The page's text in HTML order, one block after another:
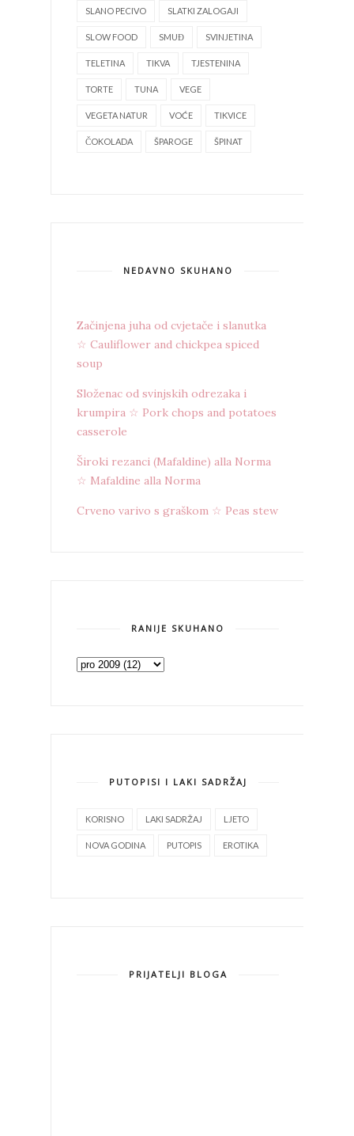
SLANO PECIVO SLATKI ZALOGAJI
SLOW FOOD SMUĐ SVINJETINA
TELETINA TIKVA TJESTENINA
TORTE TUNA VEGE
VEGETA NATUR VOĆE TIKVICE
ČOKOLADA ŠPAROGE ŠPINAT
NEDAVNO SKUHANO
Začinjena juha od cvjetače i slanutka
☆ Cauliflower and chickpea spiced
soup
Složenac od svinjskih odrezaka i
krumpira ☆ Pork chops and potatoes
casserole
Široki rezanci (Mafaldine) alla Norma
☆ Mafaldine alla Norma
Crveno varivo s graškom ☆ Peas stew
RANIJE SKUHANO
PUTOPISI I LAKI SADRŽAJ
KORISNO LAKI SADRŽAJ LJETO
NOVA GODINA PUTOPIS EROTIKA
PRIJATELJI BLOGA